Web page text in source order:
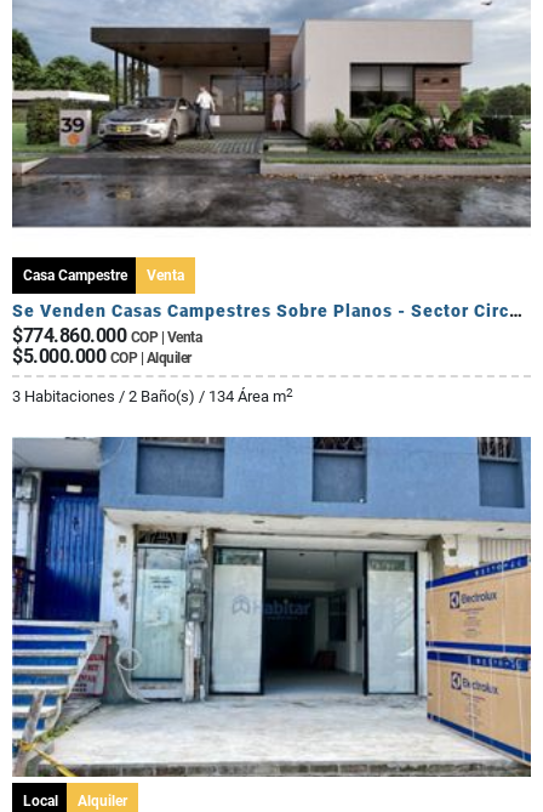
Casa Campestre Venta
Se Venden Casas Campestres Sobre Planos - Sector Circasia
$774.860.000 COP | Venta
$5.000.000 COP | Alquiler
3 Habitaciones / 2 Baño(s) / 134 Área m2
Local Alquiler